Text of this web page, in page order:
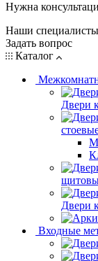
Нужна
Наши
Задать вопрос
Каталог
Двери
Двери
Входные